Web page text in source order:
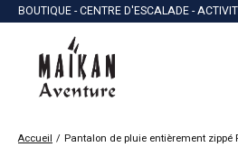
BOUTIQUE - CENTRE D'ESCALADE -
Accueil / Pantalon de pluie entièrement zippé